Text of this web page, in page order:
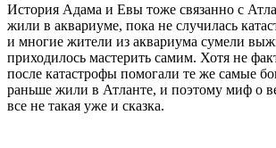
История Адама и Евы тоже связанно с
жили в аквариуме, пока не случилась
и многие жители из аквариума сумели
приходилось мастерить самим. Хотя не
после катастрофы помогали те же самые
раньше жили в Атланте, и поэтому миф о
все не такая уже и сказка.